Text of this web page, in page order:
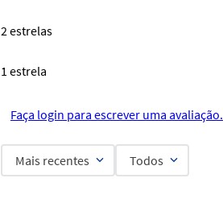
2 estrelas
1 estrela
Faça login para escrever uma avaliação.
Mais recentes Todos